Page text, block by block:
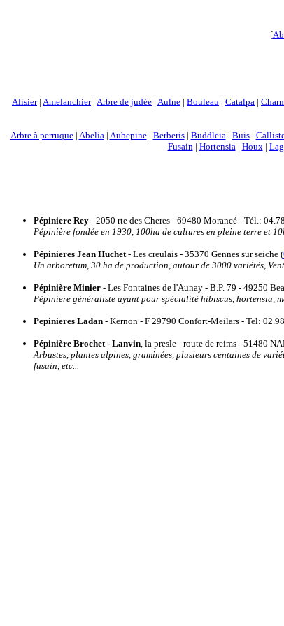
[
Alisier| Amelanchier| Arbre de judée | Aulne | Bouleau | Catalpa |
Arbre à perruque| Abelia| Aubepine| Berberis| Buddleia| Buis|
Fusain| Hortensia| Houx|
Pépiniere Rey - 2050 rte des Cheres - 69480 Morancé - Tél.:
Pépinière fondée en 1930, 100ha de cultures en pleine terre et
Pépinieres Jean Huchet- Les creulais - 35370 Gennes sur seiche (
Un arboretum, 30 ha de production, autour de 3000 variétés,
Pépinière Minier - Les Fontaines de l'Aunay - B.P. 79 - 49250
Pépiniere généraliste ayant pour spécialité hibiscus, hortensia,
Pepinieres Ladan - Kernon - F 29790 Confort-Meilars - Tel:
Pépinière Brochet - Lanvin, la presle - route de reims - 51480
Arbustes, plantes alpines, graminées, plusieurs centaines de
fusain, etc...